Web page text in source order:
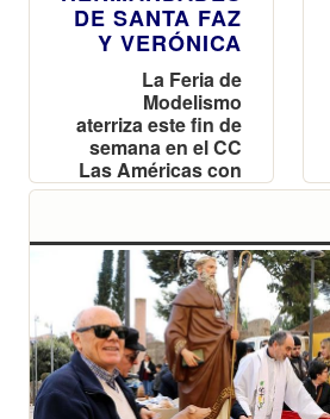
DE SANTA FAZ
Y VERÓNICA
La Feria de
Modelismo
aterriza este fin de
semana en el CC
Las Américas con
alrededor de 1.500
maquetas de
aviones, barcos y
reproducciones
históricas